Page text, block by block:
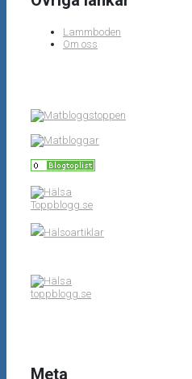
Lammboden
Om oss
Toppblogg.se
Hälsoartiklar
toppblogg.se
Meta